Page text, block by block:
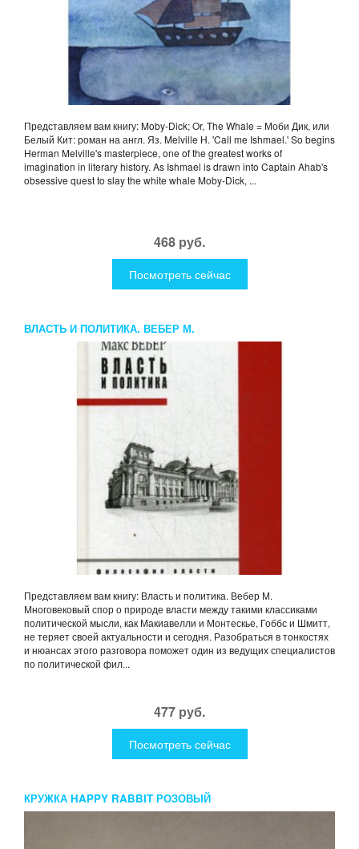
Представляем вам книгу: Moby-Dick; Or, The Whale = Моби Дик, или
Белый Кит: роман на англ. Яз. Melville H. 'Call me Ishmael.' So begins
Herman Melville's masterpiece, one of the greatest works of
imagination in literary history. As Ishmael is drawn into Captain Ahab's
obsessive quest to slay the white whale Moby-Dick, ...
468 руб.
Посмотреть сейчас
ВЛАСТЬ И ПОЛИТИКА. ВЕБЕР М.
Представляем вам книгу: Власть и политика. Вебер М.
Многовековый спор о природе власти между такими классиками
политической мысли, как Макиавелли и Монтескье, Гоббс и Шмитт,
не теряет своей актуальности и сегодня. Разобраться в тонкостях
и нюансах этого разговора поможет один из ведущих специалистов
по политической фил...
477 руб.
Посмотреть сейчас
КРУЖКА HAPPY RABBIT РОЗОВЫЙ